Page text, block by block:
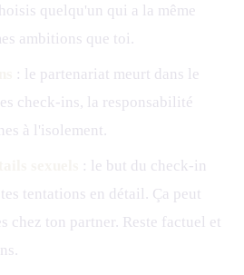
quelqu'un qui a la même
ambitions que toi.
: le partenariat meurt dans le
check-ins, la responsabilité
à l'isolement.
: le but du check-in
tentations en détail. Ça peut
chez ton partner. Reste factuel et